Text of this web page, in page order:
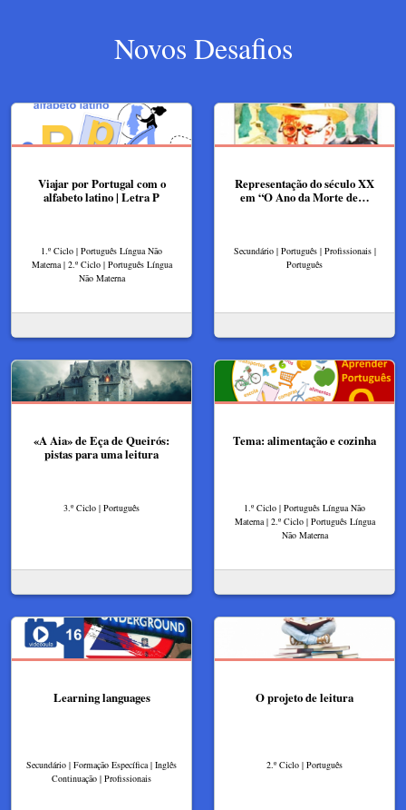
Novos Desafios
Viajar por Portugal com o
alfabeto latino | Letra P
1.º Ciclo | Português Língua Não
Materna | 2.º Ciclo | Português Língua
Não Materna
Representação do século XX
em “O Ano da Morte de…
Secundário | Português | Profissionais |
Português
«A Aia» de Eça de Queirós:
pistas para uma leitura
3.º Ciclo | Português
Tema: alimentação e cozinha
1.º Ciclo | Português Língua Não
Materna | 2.º Ciclo | Português Língua
Não Materna
Learning languages
Secundário | Formação Específica | Inglês
Continuação | Profissionais
O projeto de leitura
2.º Ciclo | Português